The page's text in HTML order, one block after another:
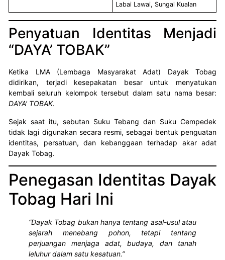
Labai Lawai, Sungai Kualan
Penyatuan Identitas Menjadi
“DAYA’ TOBAK”
Ketika LMA (Lembaga Masyarakat Adat) Dayak Tobag
didirikan, terjadi kesepakatan besar untuk menyatukan
kembali seluruh kelompok tersebut dalam satu nama besar:
DAYA’ TOBAK.
Sejak saat itu, sebutan Suku Tebang dan Suku Cempedek
tidak lagi digunakan secara resmi, sebagai bentuk penguatan
identitas, persatuan, dan kebanggaan terhadap akar adat
Dayak Tobag.
Penegasan Identitas Dayak
Tobag Hari Ini
“Dayak Tobag bukan hanya tentang asal-usul atau
sejarah menebang pohon, tetapi tentang
perjuangan menjaga adat, budaya, dan tanah
leluhur dalam satu kesatuan.”